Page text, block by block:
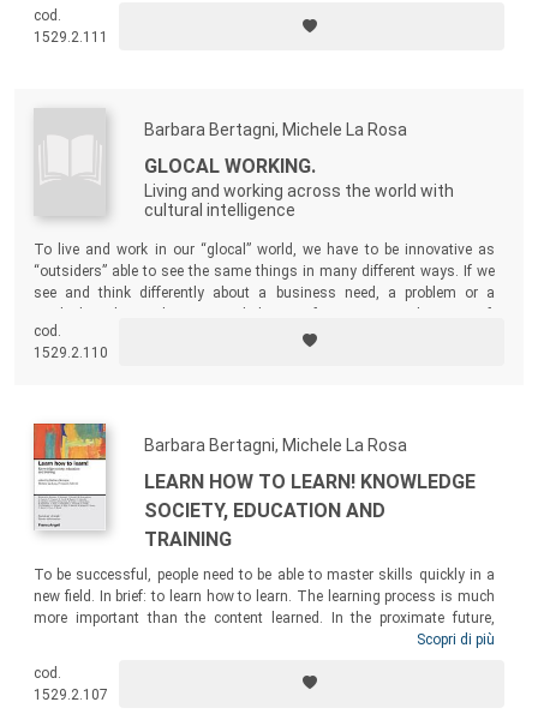
organization? At the European Union level, what are the main
directives and guidelines? What about at the international level?
cod.
1529.2.111
Barbara Bertagni, Michele La Rosa
GLOCAL WORKING.
Living and working across the world with
cultural intelligence
To live and work in our “glocal” world, we have to be innovative as
“outsiders” able to see the same things in many different ways. If we
see and think differently about a business need, a problem or a
the-box approach – one that’s original, unique and competitive. So we
need some cross-cultural intelligence.
cod.
1529.2.110
Barbara Bertagni, Michele La Rosa
LEARN HOW TO LEARN! KNOWLEDGE
SOCIETY, EDUCATION AND
TRAINING
To be successful, people need to be able to master skills quickly in a
new field. In brief: to learn how to learn. The learning process is much
more important than the content learned. In the proximate future,
managerial work will be characterized by human and intellectual
competences and abilities management and development in order to
spread them inside/outside organizations and transform them into
Scopri di più
cod.
1529.2.107